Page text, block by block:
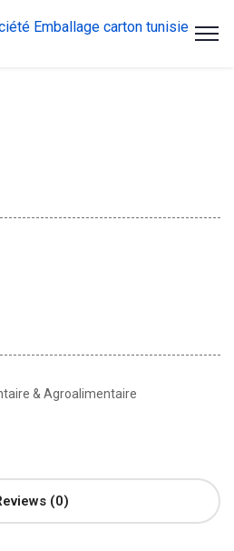
& Agroalimentaire
(0)